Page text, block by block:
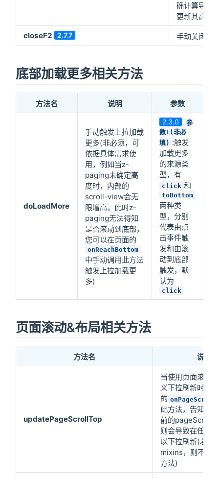
确计算导致
更新其高度
closeF2 2.7.7 手动关闭二
底部加载更多相关方法
方法名 说明 参数
doLoadMore
手动触发上拉加载
更多(非必须，可
依据具体需求使
用，例如当z-
paging未确定高
度时，内部的
scroll-view会无
限增高，此时z-
paging无法得知
是否滚动到底部，
您可以在页面的
onReachBottom
中手动调用此方法
触发上拉加载更
多)
2.3.0
参
数1(非必
填) :触发
加载更多
的来源类
型，有
click 和
toBottom
两种类
型，分别
代表由点
击事件触
发和由滚
动到底部
触发，默
认为
click
页面滚动&布局相关方法
方法名 说明
updatePageScrollTop
当使用页面滚动
义下拉刷新时，
的 onPageScroll
此方法，告知z-
前的
则会导致在任意
以下拉刷新(若引
mixins，则不需
方法)